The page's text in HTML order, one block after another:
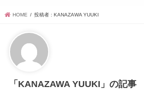
HOME 投稿者 : KANAZAWA YUUKI
「KANAZAWA YUUKI」の記事